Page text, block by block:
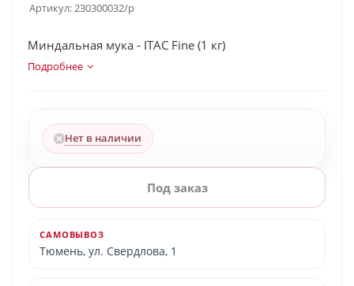
Артикул:230300032/p
Миндальная мука - ITAC Fine (1 кг)
Подробнее
Нет в наличии
Под заказ
САМОВЫВОЗ
Тюмень, ул. Свердлова, 1